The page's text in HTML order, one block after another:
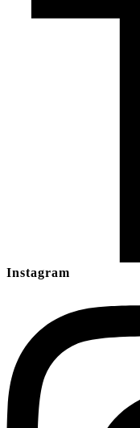
Instagram